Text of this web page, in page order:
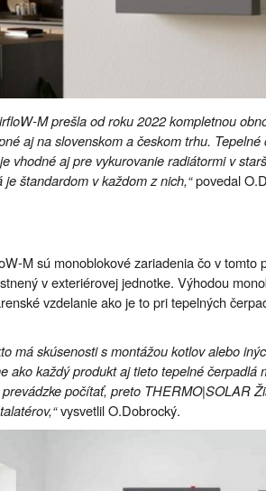
M prešla od roku 2022 kompletnou
aj na slovenskom a českom trhu.
vhodné aj pre vykurovanie radiátormi v
štandardom v každom z nich,“povedal
M sú monoblokové zariadenia čo v tomto
v exteriérovej jednotke. Výhodou
vzdelanie ako je to pri tepelných
má skúsenosti s montážou kotlov alebo
ako každý produkt aj tieto tepelné čerpadlá
počítať, preto THERMO|SOLAR
vysvetlil O.Dobrocký.